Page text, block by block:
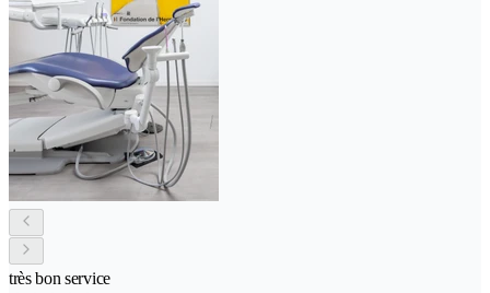
très bon service